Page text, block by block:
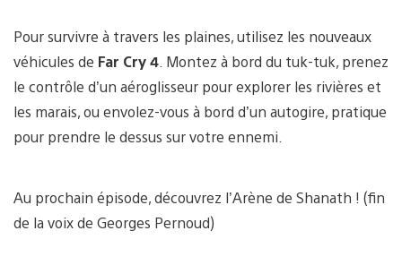
Pour survivre à travers les plaines, utilisez les nouveaux
véhicules de Far Cry 4 . Montez à bord du tuk-tuk, prenez
le contrôle d’un aéroglisseur pour explorer les rivières et
les marais, ou envolez-vous à bord d’un autogire, pratique
pour prendre le dessus sur votre ennemi.
Au prochain épisode, découvrez l’Arène de Shanath ! (fin
de la voix de Georges Pernoud)